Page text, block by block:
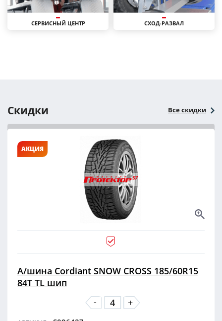
СЕРВИСНЫЙ ЦЕНТР СХОД-РАЗВАЛ
Скидки Все скидки
АКЦИЯ
А/шина Cordiant SNOW CROSS 185/60R15
84T TL шип
-
+